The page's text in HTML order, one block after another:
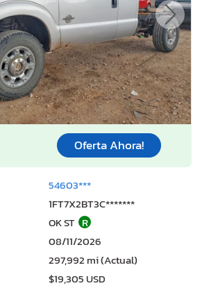
Oferta Ahora!
54603***
1FT7X2BT3C*******
OK ST R
08/11/2026
297,992 mi (Actual)
$19,305 USD